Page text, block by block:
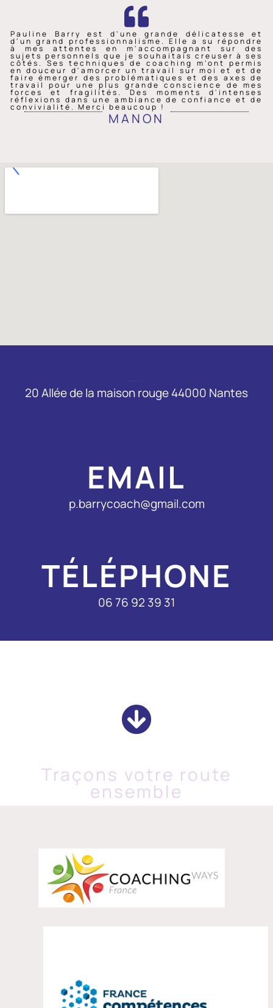
Pauline Barry est d'une grande délicatesse et
d'un grand professionnalisme. Elle a su répondre
à mes attentes en m'accompagnant sur des
sujets personnels que je souhaitais creuser à ses
côtés. Ses techniques de coaching m'ont permis
en douceur d'amorcer un travail sur moi et et de
faire émerger des problématiques et des axes de
travail pour une plus grande conscience de mes
forces et fragilités. Des moments d'intenses
réflexions dans une ambiance de confiance et de
convivialité. Merci beaucoup !
MANON
20 Allée de la maison rouge 44000 Nantes
EMAIL
p.barrycoach@gmail.com
TÉLÉPHONE
06 76 92 39 31
Traçons votre route
ensemble